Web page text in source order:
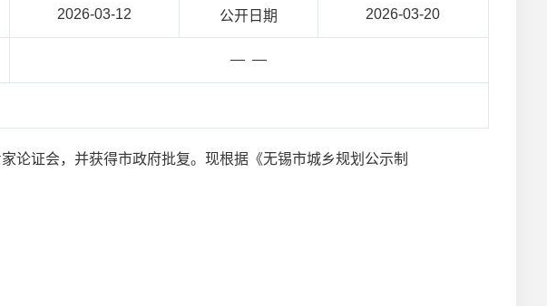
2026-03-12 公开日期 2026-03-20
— —
证会，并获得市政府批复。现根据《无锡市城乡规划公示制